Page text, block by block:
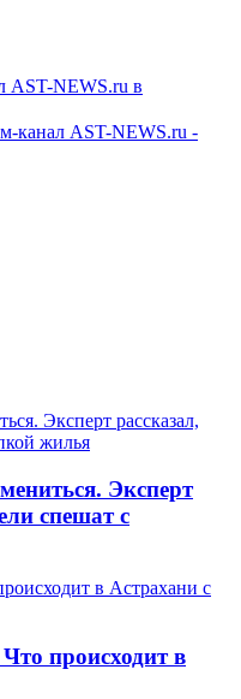
AST-NEWS.ru в
канал AST-NEWS.ru -
Эксперт
спешат с
происходит в